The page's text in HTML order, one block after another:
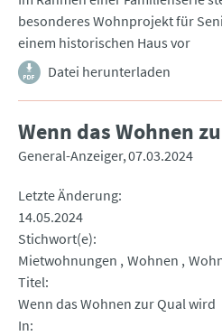
besonderes Wohnprojekt für
einem historischen Haus vor
Datei herunterladen
Wenn das Wohnen
General-Anzeiger 07.03.2024
Letzte Änderung
14.05.2024
Stichwort(e)
Mietwohnungen Wohnen
Titel
Wenn das Wohnen zur Qual wird
In